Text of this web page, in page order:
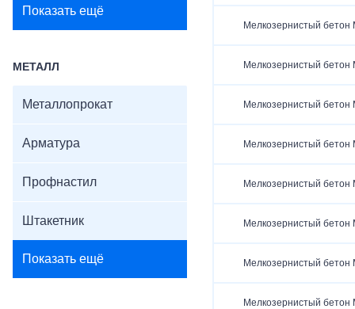
Показать ещё
МЕТАЛЛ
Металлопрокат
Арматура
Профнастил
Штакетник
Показать ещё
Мелкозернистый бетон
Мелкозернистый бетон
Мелкозернистый бетон
Мелкозернистый бетон
Мелкозернистый бетон
Мелкозернистый бетон
Мелкозернистый бетон
Мелкозернистый бетон